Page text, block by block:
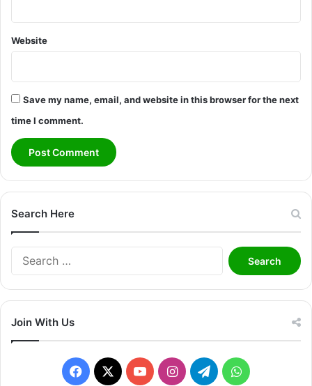
Website
Save my name, email, and website in this browser for the next
time I comment.
Search Here
Search
for:
Join With Us
Facebook
X YouTubeInstagram
TelegramWhatsApp